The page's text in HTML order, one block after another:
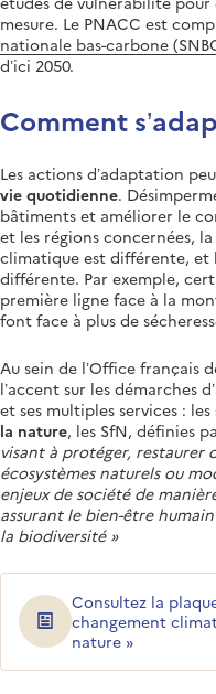
mesure. Le PNACC est
nationale bas-carbone
d’ici 2050.
Comment
Les actions d’adaptation
vie quotidienne.
bâtiments et améliorer le
et les régions concernées,
climatique est différente, et
différente. Par exemple,
première ligne face à la
font face à plus de
Au sein de l’Office français
l’accent sur les démarches
et ses multiples services : les
la nature, les SfN, définies
visant à protéger, restaurer
écosystèmes naturels ou
enjeux de société de
assurant le bien-être
la biodiversité
Consultez la
changement
nature »